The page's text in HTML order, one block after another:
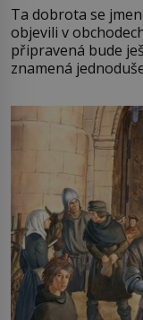
Ta dobrota se
objevili v
připravená bude
znamená
pře hned několik
Francie, kde se